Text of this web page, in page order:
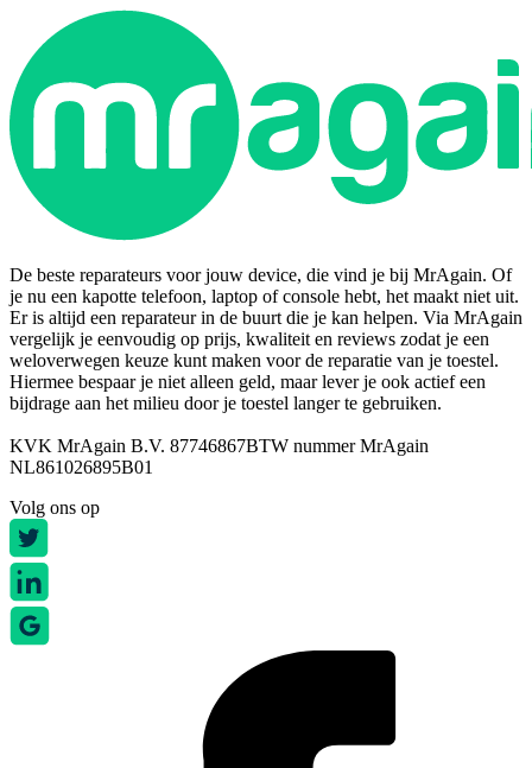
De beste reparateurs voor jouw device, die vind je bij MrAgain. Of
je nu een kapotte telefoon, laptop of console hebt, het maakt niet uit.
Er is altijd een reparateur in de buurt die je kan helpen. Via MrAgain
vergelijk je eenvoudig op prijs, kwaliteit en reviews zodat je een
weloverwegen keuze kunt maken voor de reparatie van je toestel.
Hiermee bespaar je niet alleen geld, maar lever je ook actief een
bijdrage aan het milieu door je toestel langer te gebruiken.
KVK MrAgain B.V. 87746867BTW nummer MrAgain
NL861026895B01
Volg ons op